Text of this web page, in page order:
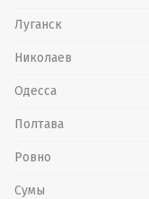
Луганск
Николаев
Одесса
Полтава
Ровно
Сумы